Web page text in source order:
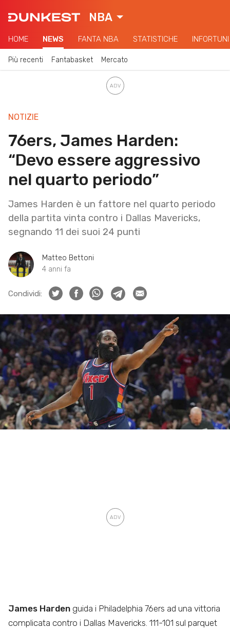
NBA
HOME NEWS FANTA NBA STATISTICHE INFORTUNI
Più recenti Fantabasket Mercato
NOTIZIE
76ers, James Harden:
“Devo essere aggressivo
nel quarto periodo”
James Harden è un fattore nel quarto periodo
della partita vinta contro i Dallas Mavericks,
segnando 11 dei suoi 24 punti
Matteo Bettoni
4 anni fa
Condividi:
James Harden guida i Philadelphia 76ers ad una vittoria
complicata contro i Dallas Mavericks. 111-101 sul parquet